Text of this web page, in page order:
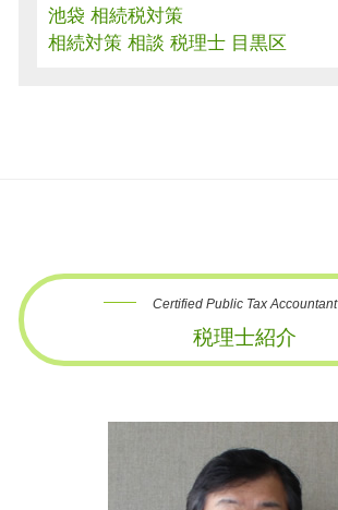
池袋 相続税対策
相続対策 相談 税理士 目黒区
Certified Public Tax Accountant
税理士紹介